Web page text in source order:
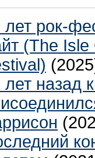
лет рок-
(The Isle
лет назад